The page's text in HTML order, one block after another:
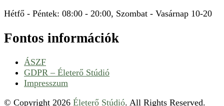
Hétfő - Péntek: 08:00 - 20:00, Szombat - Vasárnap 10-20
Fontos információk
ÁSZF
GDPR – Életerő Stúdió
Impresszum
© Copyright 2026 Életerő Stúdió. All Rights Reserved.